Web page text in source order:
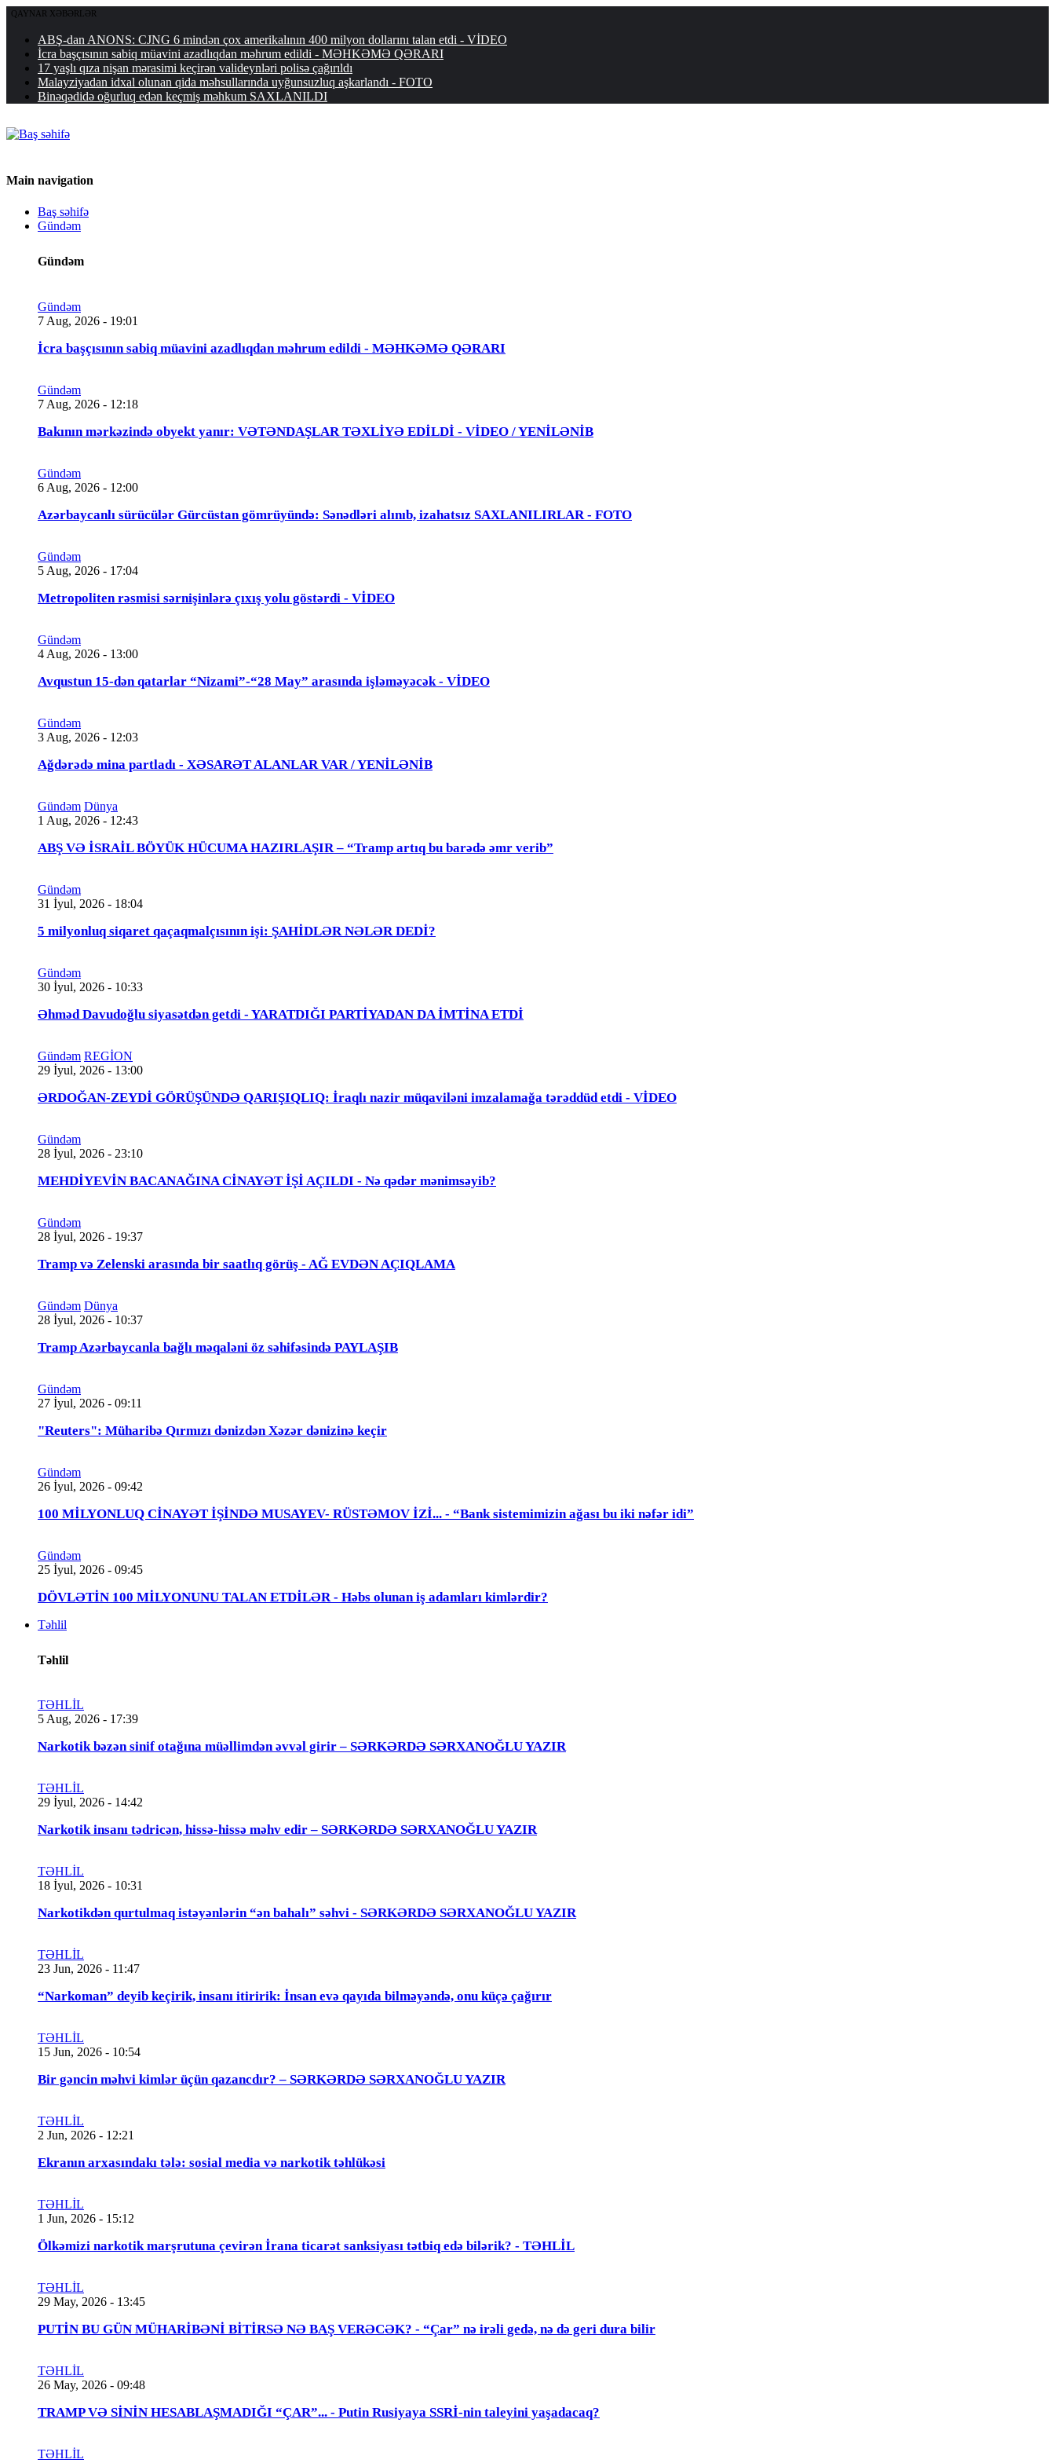
QAYNAR XƏBƏRLƏR
ABŞ-dan ANONS: CJNG 6 mindən çox amerikalının 400 milyon dollarını talan etdi - VİDEO
İcra başçısının sabiq müavini azadlıqdan məhrum edildi - MƏHKƏMƏ QƏRARI
17 yaşlı qıza nişan mərasimi keçirən valideynləri polisə çağırıldı
Malayziyadan idxal olunan qida məhsullarında uyğunsuzluq aşkarlandı - FOTO
Binəqədidə oğurluq edən keçmiş məhkum SAXLANILDI
Main navigation
Baş səhifə
Gündəm
Gündəm
Gündəm
7 Aug, 2026 - 19:01
İcra başçısının sabiq müavini azadlıqdan məhrum edildi - MƏHKƏMƏ QƏRARI
Gündəm
7 Aug, 2026 - 12:18
Bakının mərkəzində obyekt yanır: VƏTƏNDAŞLAR TƏXLİYƏ EDİLDİ - VİDEO / YENİLƏNİB
Gündəm
6 Aug, 2026 - 12:00
Azərbaycanlı sürücülər Gürcüstan gömrüyündə: Sənədləri alınıb, izahatsız SAXLANILIRLAR - FOTO
Gündəm
5 Aug, 2026 - 17:04
Metropoliten rəsmisi sərnişinlərə çıxış yolu göstərdi - VİDEO
Gündəm
4 Aug, 2026 - 13:00
Avqustun 15-dən qatarlar “Nizami”-“28 May” arasında işləməyəcək - VİDEO
Gündəm
3 Aug, 2026 - 12:03
Ağdərədə mina partladı - XƏSARƏT ALANLAR VAR / YENİLƏNİB
Gündəm Dünya
1 Aug, 2026 - 12:43
ABŞ VƏ İSRAİL BÖYÜK HÜCUMA HAZIRLAŞIR – “Tramp artıq bu barədə əmr verib”
Gündəm
31 İyul, 2026 - 18:04
5 milyonluq siqaret qaçaqmalçısının işi: ŞAHİDLƏR NƏLƏR DEDİ?
Gündəm
30 İyul, 2026 - 10:33
Əhməd Davudoğlu siyasətdən getdi - YARATDIĞI PARTİYADAN DA İMTİNA ETDİ
Gündəm REGİON
29 İyul, 2026 - 13:00
ƏRDOĞAN-ZEYDİ GÖRÜŞÜNDƏ QARIŞIQLIQ: İraqlı nazir müqaviləni imzalamağa tərəddüd etdi - VİDEO
Gündəm
28 İyul, 2026 - 23:10
MEHDİYEVİN BACANAĞINA CİNAYƏT İŞİ AÇILDI - Nə qədər mənimsəyib?
Gündəm
28 İyul, 2026 - 19:37
Tramp və Zelenski arasında bir saatlıq görüş - AĞ EVDƏN AÇIQLAMA
Gündəm Dünya
28 İyul, 2026 - 10:37
Tramp Azərbaycanla bağlı məqaləni öz səhifəsində PAYLAŞIB
Gündəm
27 İyul, 2026 - 09:11
"Reuters": Müharibə Qırmızı dənizdən Xəzər dənizinə keçir
Gündəm
26 İyul, 2026 - 09:42
100 MİLYONLUQ CİNAYƏT İŞİNDƏ MUSAYEV- RÜSTƏMOV İZİ... - “Bank sistemimizin ağası bu iki nəfər idi”
Gündəm
25 İyul, 2026 - 09:45
DÖVLƏTİN 100 MİLYONUNU TALAN ETDİLƏR - Həbs olunan iş adamları kimlərdir?
Təhlil
Təhlil
TƏHLİL
5 Aug, 2026 - 17:39
Narkotik bəzən sinif otağına müəllimdən əvvəl girir – SƏRKƏRDƏ SƏRXANOĞLU YAZIR
TƏHLİL
29 İyul, 2026 - 14:42
Narkotik insanı tədricən, hissə-hissə məhv edir – SƏRKƏRDƏ SƏRXANOĞLU YAZIR
TƏHLİL
18 İyul, 2026 - 10:31
Narkotikdən qurtulmaq istəyənlərin “ən bahalı” səhvi - SƏRKƏRDƏ SƏRXANOĞLU YAZIR
TƏHLİL
23 Jun, 2026 - 11:47
“Narkoman” deyib keçirik, insanı itiririk: İnsan evə qayıda bilməyəndə, onu küçə çağırır
TƏHLİL
15 Jun, 2026 - 10:54
Bir gəncin məhvi kimlər üçün qazancdır? – SƏRKƏRDƏ SƏRXANOĞLU YAZIR
TƏHLİL
2 Jun, 2026 - 12:21
Ekranın arxasındakı tələ: sosial media və narkotik təhlükəsi
TƏHLİL
1 Jun, 2026 - 15:12
Ölkəmizi narkotik marşrutuna çevirən İrana ticarət sanksiyası tətbiq edə bilərik? - TƏHLİL
TƏHLİL
29 May, 2026 - 13:45
PUTİN BU GÜN MÜHARİBƏNİ BİTİRSƏ NƏ BAŞ VERƏCƏK? - “Çar” nə irəli gedə, nə də geri dura bilir
TƏHLİL
26 May, 2026 - 09:48
TRAMP VƏ SİNİN HESABLAŞMADIĞI “ÇAR”... - Putin Rusiyaya SSRİ-nin taleyini yaşadacaq?
TƏHLİL